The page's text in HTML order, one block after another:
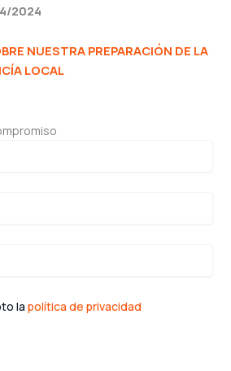
2024
NUESTRA PREPARACIÓN DE LA
LOCAL
lapolítica de privacidad